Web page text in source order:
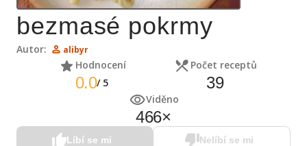
bezmasé pokrmy
Autor: alibyr
Hodnocení
0.0/ 5
Počet receptů
39
Viděno
466×
Líbí se mi Nelíbí se mi